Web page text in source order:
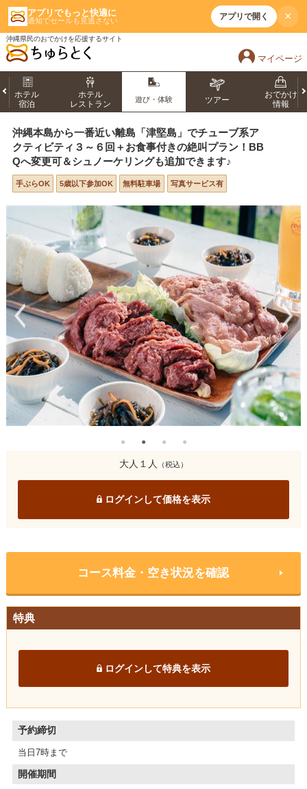
アプリでもっと快適に
通知でセールも見逃さない アプリで開く ×
沖縄県民のおでかけを応援するサイト
マイページ
ホテル
宿泊
ホテル
レストラン
遊び・体験 ツアー
おでかけ
情報
沖縄本島から一番近い離島「津堅島」でチューブ系ア
クティビティ３～６回＋お食事付きの絶叫プラン！BB
Qへ変更可＆シュノーケリングも追加できます♪
手ぶらOK 5歳以下参加OK 無料駐車場 写真サービス有
大人１人 （税込）
ログインして価格を表示
コース料金・空き状況を確認
特典
ログインして特典を表示
予約締切
当日7時まで
開催期間